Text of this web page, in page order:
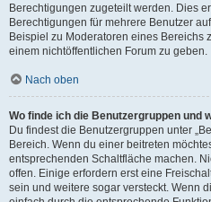
Berechtigungen zugeteilt werden. Dies
Berechtigungen für mehrere Benutzer
Beispiel zu Moderatoren eines Bereichs
einem nichtöffentlichen Forum zu geben.
Nach oben
Wo finde ich die Benutzergruppen und
Du findest die Benutzergruppen unter
Bereich. Wenn du einer beitreten
entsprechenden Schaltfläche machen.
offen. Einige erfordern erst eine
sein und weitere sogar versteckt. Wenn